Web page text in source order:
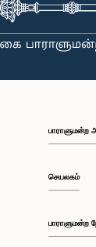
பாராளுமன்ற
செயலகம்
பாராளுமன்ற